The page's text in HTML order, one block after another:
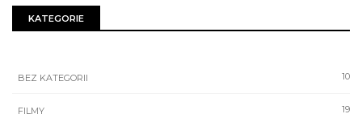
KATEGORIE
10
BEZ KATEGORII
19
FILMY